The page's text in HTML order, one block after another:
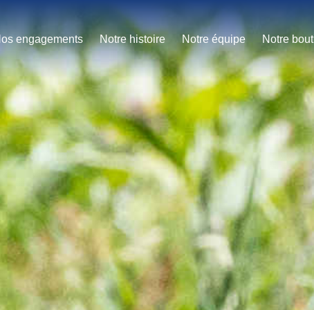
engagements Notre histoire Notre équipe Notre